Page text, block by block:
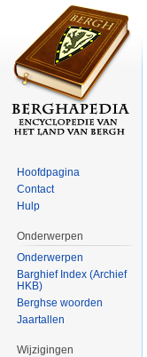
Hoofdpagina
Contact
Hulp
Onderwerpen
Onderwerpen
Barghief Index (Archief
HKB)
Berghse woorden
Jaartallen
Wijzigingen